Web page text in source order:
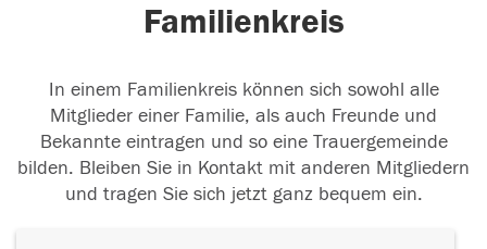
Familienkreis
In einem Familienkreis können sich sowohl alle
Mitglieder einer Familie, als auch Freunde und
Bekannte eintragen und so eine Trauergemeinde
bilden. Bleiben Sie in Kontakt mit anderen Mitgliedern
und tragen Sie sich jetzt ganz bequem ein.